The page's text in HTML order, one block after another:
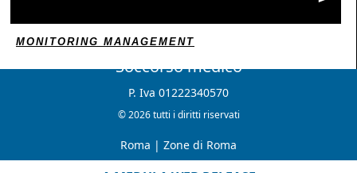
Soccorso medico
P. Iva 01222340570
© 2026 tutti i diritti riservati
Roma | Zone di Roma
MONITORING MANAGEMENT